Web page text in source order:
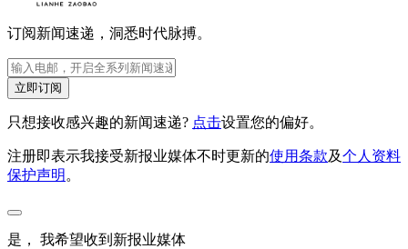
订阅新闻速递，洞悉时代脉搏。
立即订阅
只想接收感兴趣的新闻速递? 点击设置您的偏好。
注册即表示我接受新报业媒体不时更新的使用条款及个人资料
保护声明 。
是， 我希望收到新报业媒体